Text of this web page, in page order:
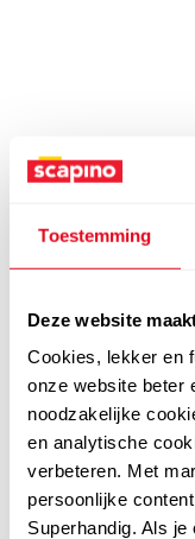
Toestemming
Deze website
Cookies, lekker en
onze website beter
noodzakelijke
en analytische
verbeteren. Met
persoonlijke
Superhandig. Als